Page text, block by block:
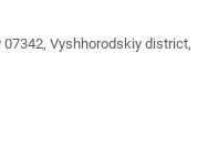
Vyshhorodskiy district,